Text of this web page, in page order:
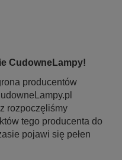
CudowneLampy!
producentów
rozpoczęliśmy
tego producenta do
pojawi się pełen